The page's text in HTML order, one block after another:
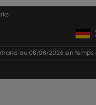
au 08/08/2026 en